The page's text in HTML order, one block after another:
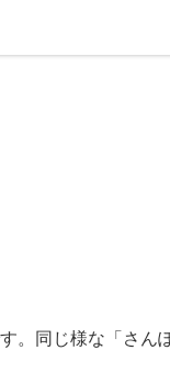
。同じ様な「さん